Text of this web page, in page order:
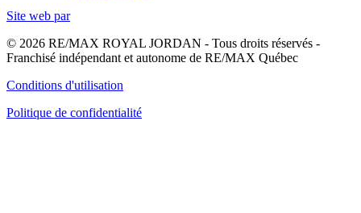
Site web par
© 2026 RE/MAX ROYAL JORDAN - Tous droits réservés -
Franchisé indépendant et autonome de RE/MAX Québec
Conditions d'utilisation
Politique de confidentialité